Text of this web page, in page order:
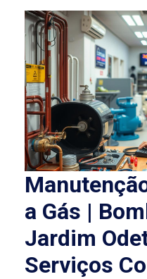
a Gás |
Jardim
Serviços